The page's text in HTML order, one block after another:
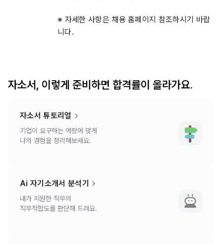
※ 자세한 사항은 채용 홈페이지 참조하시기 바랍
니다.
자소서, 이렇게 준비하면 합격률이 올라가요.
자소서 튜토리얼
기업이 요구하는 역량에 맞게
나의 경험을 정리해보세요.
Ai 자기소개서 분석기
내가 지원한 직무의
직무적합도를 판단해 드려요.